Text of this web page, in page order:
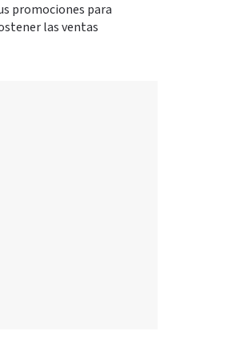
promociones para
las ventas